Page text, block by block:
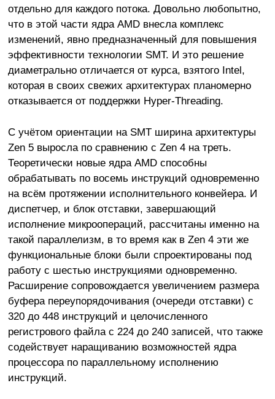
отдельно для каждого потока. Довольно любопытно,
что в этой части ядра AMD внесла комплекс
изменений, явно предназначенный для повышения
эффективности технологии SMT. И это решение
диаметрально отличается от курса, взятого Intel,
которая в своих свежих архитектурах планомерно
отказывается от поддержки Hyper-Threading.
С учётом ориентации на SMT ширина архитектуры
Zen 5 выросла по сравнению с Zen 4 на треть.
Теоретически новые ядра AMD способны
обрабатывать по восемь инструкций одновременно
на всём протяжении исполнительного конвейера. И
диспетчер, и блок отставки, завершающий
исполнение микроопераций, рассчитаны именно на
такой параллелизм, в то время как в Zen 4 эти же
функциональные блоки были спроектированы под
работу с шестью инструкциями одновременно.
Расширение сопровождается увеличением размера
буфера переупорядочивания (очереди отставки) с
320 до 448 инструкций и целочисленного
регистрового файла с 224 до 240 записей, что также
содействует наращиванию возможностей ядра
процессора по параллельному исполнению
инструкций.